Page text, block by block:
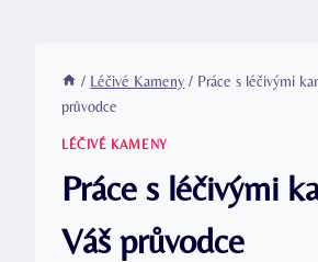
/ Léčivé Kameny / Práce s léčivými
průvodce
LÉČIVÉ KAMENY
Práce s léčivými
Váš průvodce